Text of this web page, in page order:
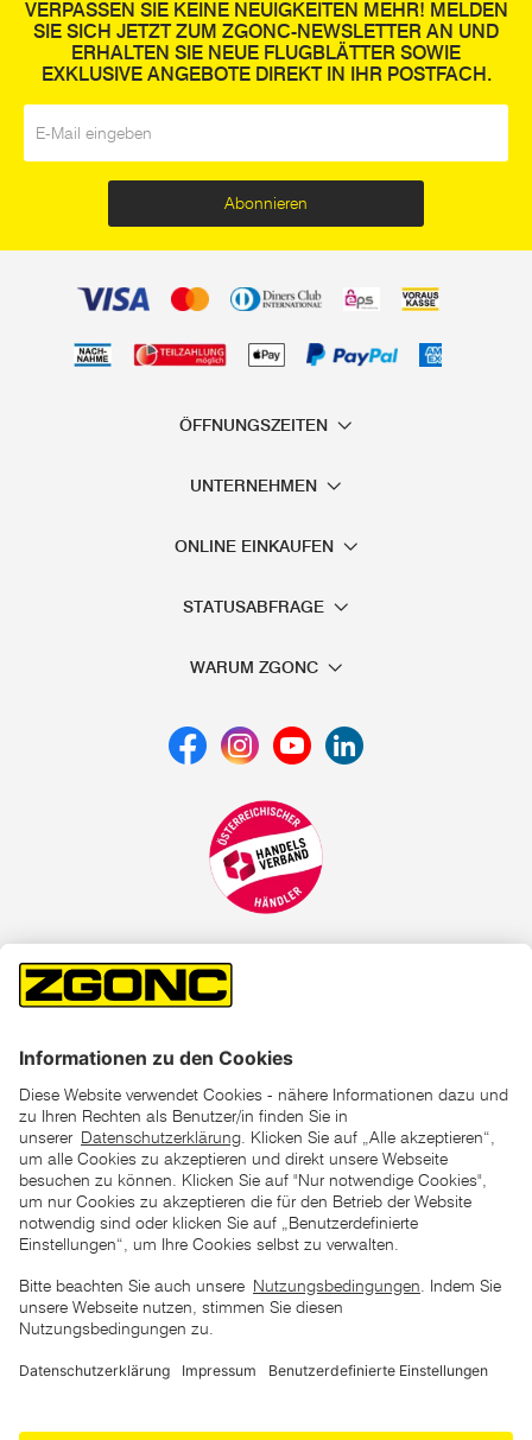
VERPASSEN SIE KEINE NEUIGKEITEN MEHR! MELDEN
SIE SICH JETZT ZUM ZGONC-NEWSLETTER AN UND
ERHALTEN SIE NEUE FLUGBLÄTTER SOWIE
EXKLUSIVE ANGEBOTE DIREKT IN IHR POSTFACH.
Abonnieren
ÖFFNUNGSZEITEN
UNTERNEHMEN
ONLINE EINKAUFEN
STATUSABFRAGE
WARUM ZGONC
Tagen vor Beginn dieser Aktion verlangte Preis
unter den UVP Preisen auf dieser Website sind die
Copyright © 2026 ZGONC. Alle Rechte vorbehalten.
AGB Datenschutz Impressum Barrierefreiheitserklärung